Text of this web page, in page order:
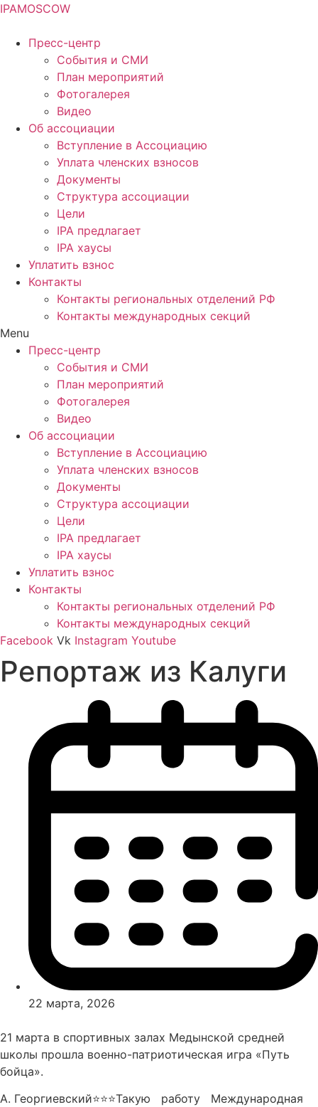
IPAMOSCOW
Пресс-центр
События и СМИ
План мероприятий
Фотогалерея
Видео
Об ассоциации
Вступление в Ассоциацию
Уплата членских взносов
Документы
Структура ассоциации
Цели
IPA предлагает
IPA хаусы
Уплатить взнос
Контакты
Контакты региональных отделений РФ
Контакты международных секций
Menu
Пресс-центр
События и СМИ
План мероприятий
Фотогалерея
Видео
Об ассоциации
Вступление в Ассоциацию
Уплата членских взносов
Документы
Структура ассоциации
Цели
IPA предлагает
IPA хаусы
Уплатить взнос
Контакты
Контакты региональных отделений РФ
Контакты международных секций
Facebook Vk Instagram Youtube
Репортаж из Калуги
22 марта, 2026
21 марта в спортивных залах Медынской средней
школы прошла военно-патриотическая игра «Путь
бойца».
А. Георгиевский⭐⭐⭐Такую работу Международная